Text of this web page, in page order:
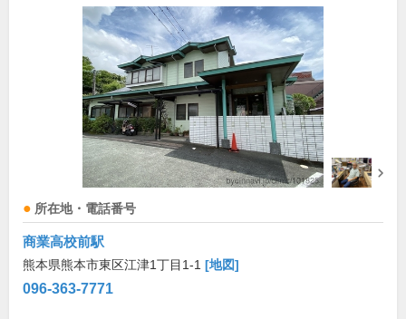
所在地・電話番号
商業高校前駅
熊本県熊本市東区江津1丁目1-1 [地図]
096-363-7771